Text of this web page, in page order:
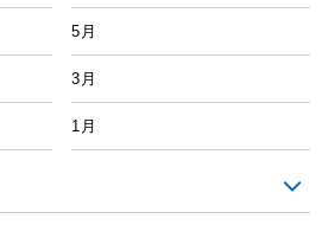
5月
3月
1月